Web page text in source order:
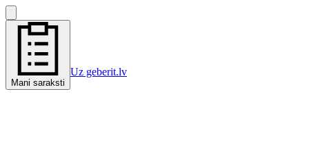
Mani saraksti
Uz geberit.lv